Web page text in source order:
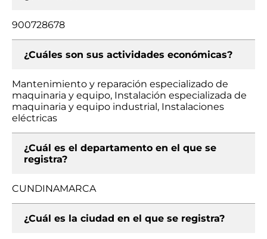
900728678
¿Cuáles son sus actividades económicas?
Mantenimiento y reparación especializado de
maquinaria y equipo, Instalación especializada de
maquinaria y equipo industrial, Instalaciones
eléctricas
¿Cuál es el departamento en el que se
registra?
CUNDINAMARCA
¿Cuál es la ciudad en el que se registra?